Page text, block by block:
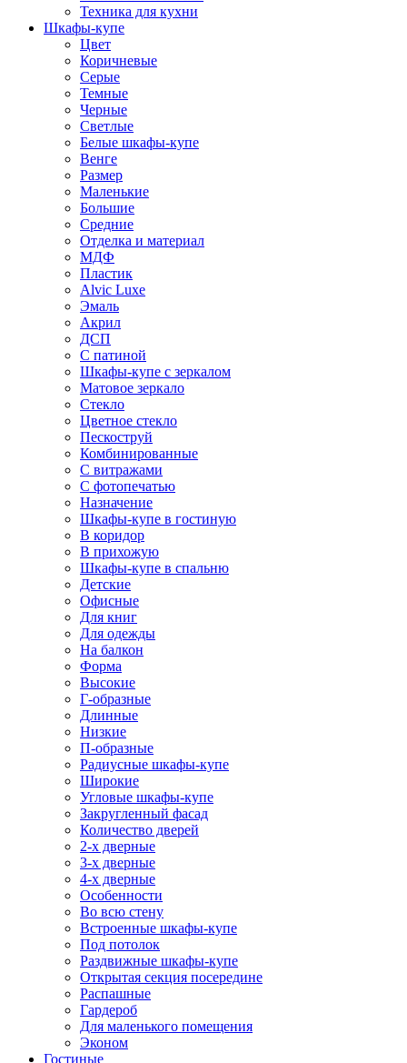
Техника для кухни
Шкафы-купе
Цвет
Коричневые
Серые
Темные
Черные
Светлые
Белые шкафы-купе
Венге
Размер
Маленькие
Большие
Средние
Отделка и материал
МДФ
Пластик
Alvic Luxe
Эмаль
Акрил
ДСП
С патиной
Шкафы-купе с зеркалом
Матовое зеркало
Стекло
Цветное стекло
Пескоструй
Комбинированные
С витражами
С фотопечатью
Назначение
Шкафы-купе в гостиную
В коридор
В прихожую
Шкафы-купе в спальню
Детские
Офисные
Для книг
Для одежды
На балкон
Форма
Высокие
Г-образные
Длинные
Низкие
П-образные
Радиусные шкафы-купе
Широкие
Угловые шкафы-купе
Закругленный фасад
Количество дверей
2-х дверные
3-х дверные
4-х дверные
Особенности
Во всю стену
Встроенные шкафы-купе
Под потолок
Раздвижные шкафы-купе
Открытая секция посередине
Распашные
Гардероб
Для маленького помещения
Эконом
Гостиные